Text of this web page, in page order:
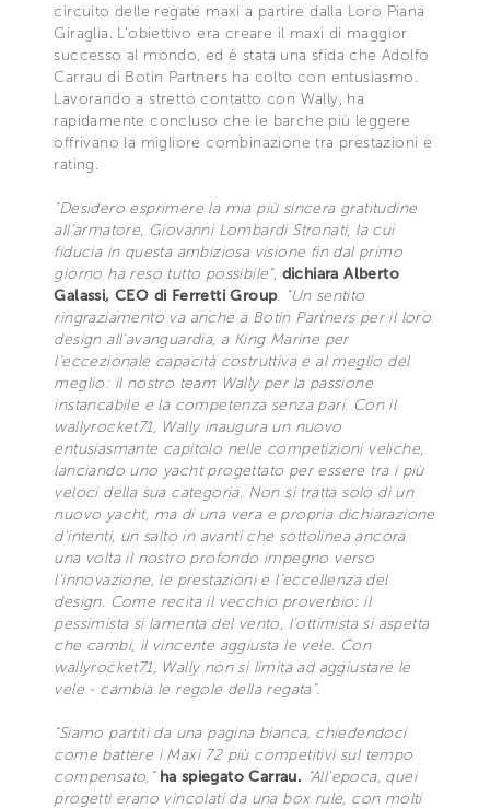
circuito delle regate maxi a partire dalla Loro Piana
Giraglia. L'obiettivo era creare il maxi di maggior
successo al mondo, ed è stata una sfida che Adolfo
Carrau di Botin Partners ha colto con entusiasmo.
Lavorando a stretto contatto con Wally, ha
rapidamente concluso che le barche più leggere
offrivano la migliore combinazione tra prestazioni e
rating.
“Desidero esprimere la mia più sincera gratitudine
all’armatore, Giovanni Lombardi Stronati, la cui
fiducia in questa ambiziosa visione fin dal primo
giorno ha reso tutto possibile”, dichiara Alberto
Galassi, CEO di Ferretti Group. “Un sentito
ringraziamento va anche a Botin Partners per il loro
design all’avanguardia, a King Marine per
l’eccezionale capacità costruttiva e al meglio del
meglio: il nostro team Wally per la passione
instancabile e la competenza senza pari. Con il
wallyrocket71, Wally inaugura un nuovo
entusiasmante capitolo nelle competizioni veliche,
lanciando uno yacht progettato per essere tra i più
veloci della sua categoria. Non si tratta solo di un
nuovo yacht, ma di una vera e propria dichiarazione
d’intenti, un salto in avanti che sottolinea ancora
una volta il nostro profondo impegno verso
l’innovazione, le prestazioni e l’eccellenza del
design. Come recita il vecchio proverbio: il
pessimista si lamenta del vento, l’ottimista si aspetta
che cambi, il vincente aggiusta le vele. Con
wallyrocket71, Wally non si limita ad aggiustare le
vele - cambia le regole della regata”.
“Siamo partiti da una pagina bianca, chiedendoci
come battere i Maxi 72 più competitivi sul tempo
compensato,” ha spiegato Carrau. “All’epoca, quei
progetti erano vincolati da una box rule, con molti